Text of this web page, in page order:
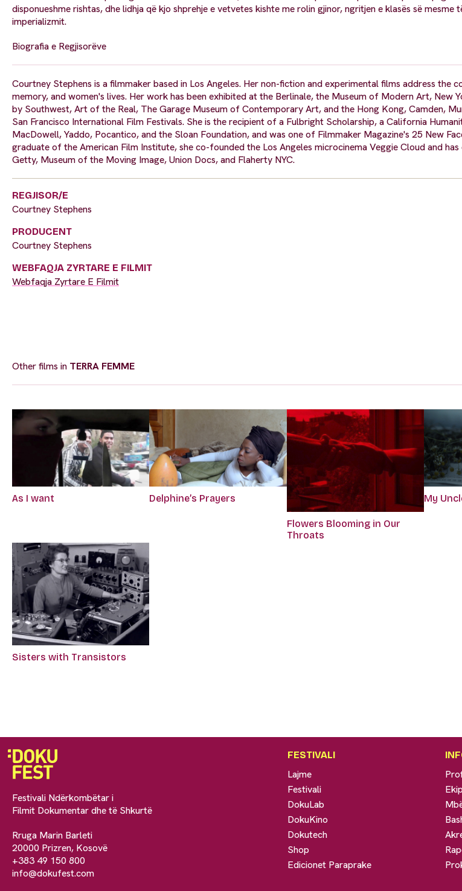
disponueshme rishtas, dhe lidhja që kjo shprehje e vetvetes kishte me rolin gjinor, ngritjen e klasës së mesme
imperializmit.
Biografia e Regjisorëve
Courtney Stephens is a filmmaker based in Los Angeles. Her non-fiction and experimental films address the
memory, and women's lives. Her work has been exhibited at the Berlinale, the Museum of Modern Art, New
by Southwest, Art of the Real, The Garage Museum of Contemporary Art, and the Hong Kong, Camden,
San Francisco International Film Festivals. She is the recipient of a Fulbright Scholarship, a California
MacDowell, Yaddo, Pocantico, and the Sloan Foundation, and was one of Filmmaker Magazine's 25 New
graduate of the American Film Institute, she co-founded the Los Angeles microcinema Veggie Cloud and
Getty, Museum of the Moving Image, Union Docs, and Flaherty NYC.
REGJISOR/E
Courtney Stephens
PRODUCENT
Courtney Stephens
WEBFAQJA ZYRTARE E FILMIT
Webfaqja Zyrtare E Filmit
Other films in TERRA FEMME
As I want Delphine’s Prayers
Flowers Blooming in Our
Throats
My
Sisters with Transistors
Festivali Ndërkombëtar i
Filmit Dokumentar dhe të Shkurtë
Rruga Marin Barleti
20000 Prizren, Kosovë
+383 49 150 800
info@dokufest.com
FESTIVALI
Lajme
Festivali
DokuLab
DokuKino
Dokutech
Shop
Edicionet Paraprake